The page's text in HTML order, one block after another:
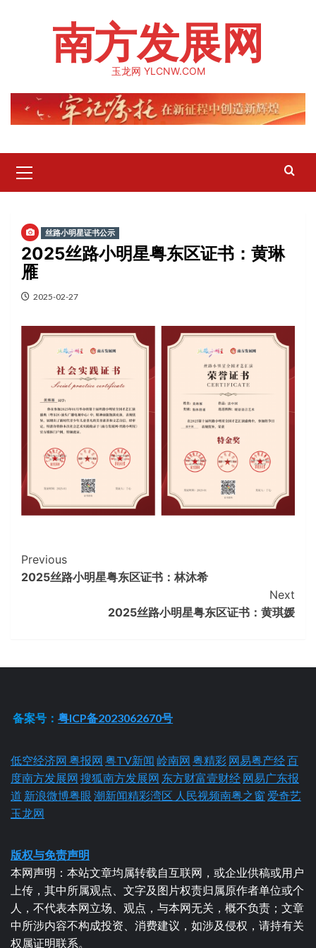
南方发展网
玉龙网 YLCNW.COM
Menu
丝路小明星证书公示
2025丝路小明星粤东区证书：黄琳
雁
2025-02-27
Continue
Reading
Previous
2025丝路小明星粤东区证书：林沐希
Next
2025丝路小明星粤东区证书：黄琪媛
备案号：粤ICP备2023062670号
低空经济网 粤报网 粤TV新闻 岭南网 粤精彩 网易粤产经百
度南方发展网 搜狐南方发展网 东方财富壹财经 网易广东报
道 新浪微博粤眼 潮新闻精彩湾区 人民视频南粤之窗 爱奇艺
玉龙网
版权与免责声明
本网声明：本站文章均属转载自互联网，或企业供稿或用户
上传，其中所属观点、文字及图片权责归属原作者单位或个
人，不代表本网立场、观点，与本网无关，概不负责；文章
中所涉内容不构成投资、消费建议，如涉及侵权，请持有关
权属证明联系。